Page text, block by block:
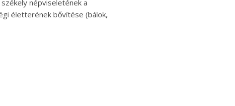
népviseletének a
életterének bővítése (bálok,